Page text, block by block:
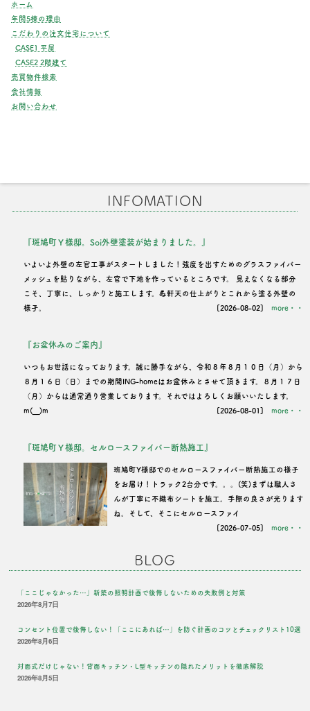
ホーム
年間5棟の理由
こだわりの注文住宅について
CASE1 平屋
CASE2 2階建て
売買物件検索
会社情報
お問い合わせ
INFOMATION
『斑鳩町Ｙ様邸。Soi外壁塗装が始まりました。』
いよいよ外壁の左官工事がスタートしました！強度を出すためのグラスファイバー
メッシュを貼りながら、左官で下地を作っているところです。 見えなくなる部分
こそ、丁寧に、しっかりと施工します。💪軒天の仕上がりとこれから塗る外壁の
様子。 [2026-08-02] more・・
『お盆休みのご案内』
いつもお世話になっております。誠に勝手ながら、令和８年８月１０日（月）から
８月１６日（日）までの期間ING-homeはお盆休みとさせて頂きます。８月１７日
（月）からは通常通り営業しております。それではよろしくお願いいたします。
m(__)m [2026-08-01] more・・
『斑鳩町Ｙ様邸。セルロースファイバー断熱施工』
班鳩町Y様邸でのセルロースファイバー断熱施工の様子
をお届け！トラック2台分です。。。(笑)まずは職人さ
んが丁寧に不織布シートを施工。手際の良さが光ります
ね。そして、そこにセルロースファイ
[2026-07-05] more・・
BLOG
「ここじゃなかった…」新築の照明計画で後悔しないための失敗例と対策
2026年8月7日
コンセント位置で後悔しない！「ここにあれば…」を防ぐ計画のコツとチェックリスト10選
2026年8月6日
対面式だけじゃない！背面キッチン・L型キッチンの隠れたメリットを徹底解説
2026年8月5日